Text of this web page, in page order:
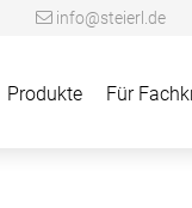
info@steierl.de
Produkte Für